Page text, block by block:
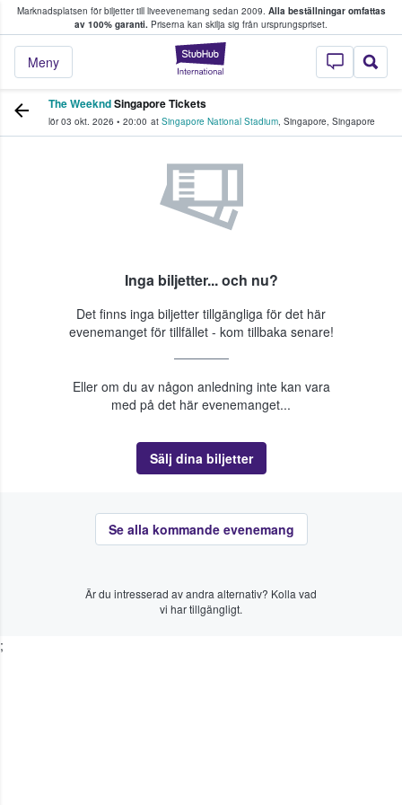
Marknadsplatsen för biljetter till liveevenemang sedan 2009. Alla beställningar omfattas
av 100% garanti. Priserna kan skilja sig från ursprungspriset.
StubHub – där
Meny
köper och säljer biljetter.
The WeekndSingapore Tickets
lör 03 okt. 2026 • 20:00 at Singapore National Stadium, Singapore, Singapore
Inga biljetter... och nu?
Det finns inga biljetter tillgängliga för det här
evenemanget för tillfället - kom tillbaka senare!
Eller om du av någon anledning inte kan vara
med på det här evenemanget...
Sälj dina biljetter
Se alla kommande evenemang
Är du intresserad av andra alternativ? Kolla vad
vi har tillgängligt.
;